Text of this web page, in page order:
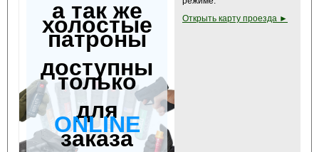
а так же
холостые
патроны
доступны
только
для
ONLINE
заказа
Открыть карту проезда ►